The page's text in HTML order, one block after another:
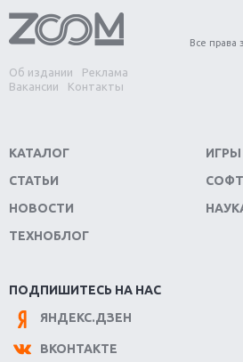
Обзор игры Forza Horizon 4:
Две важных новинки для
Divinity Original Sin 2
Switch
Обзор игры The Crew 2:
Важнейшие анонсы E3 2018
Крупнейшие релизы мая:
Новинки для Nintendo Switch:
Об издании
Реклама
Вакансии
Контакты
Все права
КАТАЛОГ
СТАТЬИ
НОВОСТИ
ТЕХНОБЛОГ
ИГРЫ
СОФТ
ПОДПИШИТЕСЬ НА НАС
ЯНДЕКС.ДЗЕН
ВКОНТАКТЕ